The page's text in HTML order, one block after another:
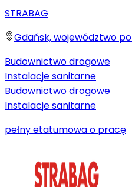
STRABAG
Gdańsk, województwo
Budownictwo drogowe
Instalacje sanitarne
Budownictwo drogowe
Instalacje sanitarne
pełny etatumowa o pracę